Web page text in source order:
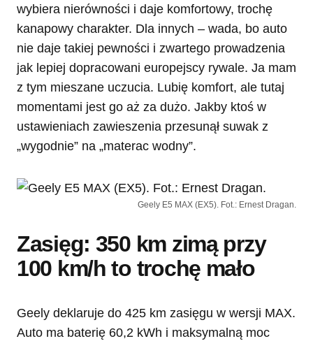
wybiera nierówności i daje komfortowy, trochę
kanapowy charakter. Dla innych – wada, bo auto
nie daje takiej pewności i zwartego prowadzenia
jak lepiej dopracowani europejscy rywale. Ja mam
z tym mieszane uczucia. Lubię komfort, ale tutaj
momentami jest go aż za dużo. Jakby ktoś w
ustawieniach zawieszenia przesunął suwak z
„wygodnie” na „materac wodny”.
Geely E5 MAX (EX5). Fot.: Ernest Dragan.
Zasięg: 350 km zimą przy
100 km/h to trochę mało
Geely deklaruje do 425 km zasięgu w wersji MAX.
Auto ma baterię 60,2 kWh i maksymalną moc